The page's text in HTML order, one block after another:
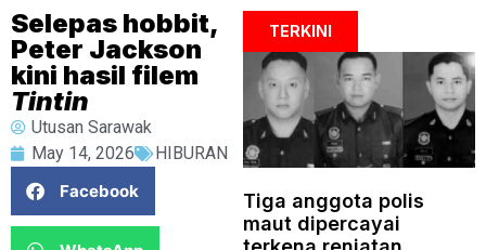
Selepas hobbit,
Peter Jackson
kini hasil filem
Tintin
Utusan Sarawak
May 14, 2026
HIBURAN
Facebook
TERKINI
Tiga anggota polis
maut dipercayai